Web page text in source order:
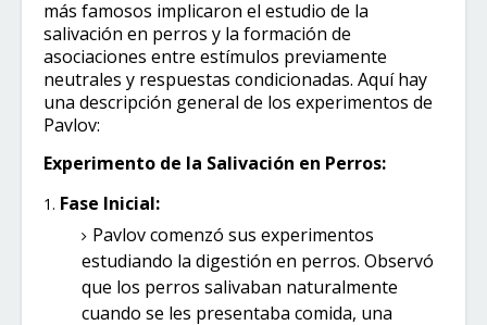
más famosos implicaron el estudio de la
salivación en perros y la formación de
asociaciones entre estímulos previamente
neutrales y respuestas condicionadas. Aquí hay
una descripción general de los experimentos de
Pavlov:
Experimento de la Salivación en Perros:
Fase Inicial:
Pavlov comenzó sus experimentos
estudiando la digestión en perros. Observó
que los perros salivaban naturalmente
cuando se les presentaba comida, una